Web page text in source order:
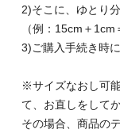
2)そこに、ゆとり
（例：15cm＋1cm
3)ご購入手続き時
※サイズなおし可
て、お直しをして
その場合、商品の